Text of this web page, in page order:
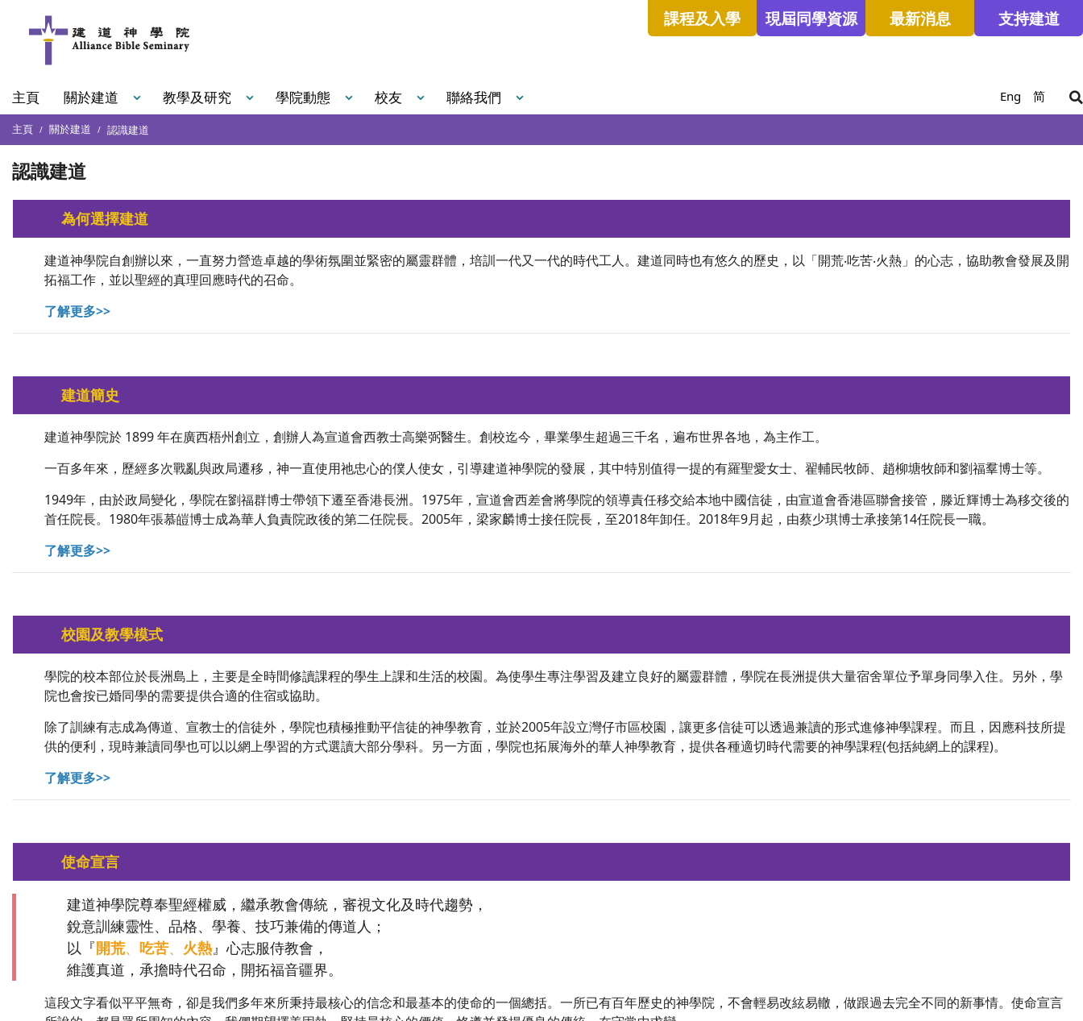
課程及入學 現屆同學資源 最新消息 支持建道
主頁 關於建道 教學及研究 學院動態 校友 聯絡我們 Eng 简
主頁 關於建道 認識建道
認識建道
為何選擇建道
建道神學院自創辦以來，一直努力營造卓越的學術氛圍並緊密的屬靈群體，培訓一代又一代的時代工人。建道同時也有悠久的歷史，以「開荒‧吃苦‧火熱」的心志，協助教會發展及開
拓福工作，並以聖經的真理回應時代的召命。
了解更多>>
建道簡史
建道神學院於 1899 年在廣西梧州創立，創辦人為宣道會西教士高樂弼醫生。創校迄今，畢業學生超過三千名，遍布世界各地，為主作工。
一百多年來，歷經多次戰亂與政局遷移，神一直使用祂忠心的僕人使女，引導建道神學院的發展，其中特別值得一提的有羅聖愛女士、翟輔民牧師、趙柳塘牧師和劉福羣博士等。
1949年，由於政局變化，學院在劉福群博士帶領下遷至香港長洲。1975年，宣道會西差會將學院的領導責任移交給本地中國信徒，由宣道會香港區聯會接管，滕近輝博士為移交後的
首任院長。1980年張慕皚博士成為華人負責院政後的第二任院長。2005年，梁家麟博士接任院長，至2018年卸任。2018年9月起，由蔡少琪博士承接第14任院長一職。
了解更多>>
校園及教學模式
學院的校本部位於長洲島上，主要是全時間修讀課程的學生上課和生活的校園。為使學生專注學習及建立良好的屬靈群體，學院在長洲提供大量宿舍單位予單身同學入住。另外，學
院也會按已婚同學的需要提供合適的住宿或協助。
除了訓練有志成為傳道、宣教士的信徒外，學院也積極推動平信徒的神學教育，並於2005年設立灣仔市區校園，讓更多信徒可以透過兼讀的形式進修神學課程。而且，因應科技所提
供的便利，現時兼讀同學也可以以網上學習的方式選讀大部分學科。另一方面，學院也拓展海外的華人神學教育，提供各種適切時代需要的神學課程(包括純網上的課程)。
了解更多>>
使命宣言
建道神學院尊奉聖經權威，繼承教會傳統，審視文化及時代趨勢，
銳意訓練靈性、品格、學養、技巧兼備的傳道人；
以『開荒、 吃苦、 火熱』心志服侍教會，
維護真道，承擔時代召命，開拓福音疆界。
這段文字看似平平無奇，卻是我們多年來所秉持最核心的信念和最基本的使命的一個總括。一所已有百年歷史的神學院，不會輕易改絃易轍，做跟過去完全不同的新事情。使命宣言